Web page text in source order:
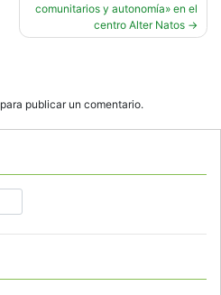
comunitarios y autonomía» en el
centro Alter Natos
para publicar un comentario.